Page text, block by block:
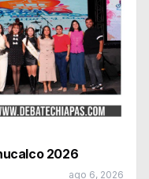
2026
ago 6, 2026